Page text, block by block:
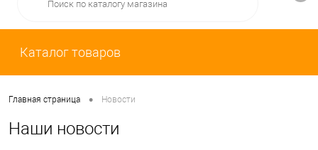
Каталог товаров
Главная страница • Новости
Наши новости